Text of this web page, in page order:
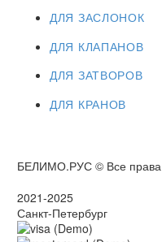
ДЛЯ ЗАСЛОНОК
ДЛЯ КЛАПАНОВ
ДЛЯ ЗАТВОРОВ
ДЛЯ КРАНОВ
БЕЛИМО.РУС © Все
2021-2025
Санкт-Петербург